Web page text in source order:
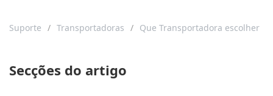
Suporte Transportadoras Que Transportadora escolher
Secções do artigo